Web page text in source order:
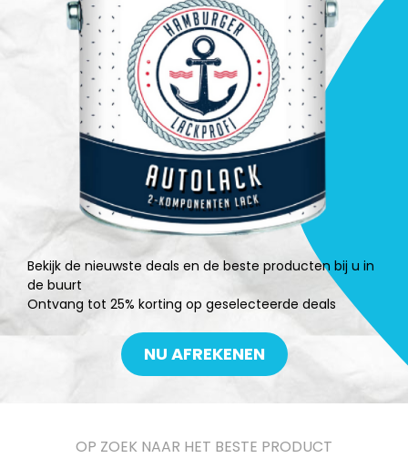
Bekijk de nieuwste deals en de beste producten bij u in
de buurt
Ontvang tot 25% korting op geselecteerde deals
NU AFREKENEN
OP ZOEK NAAR HET BESTE PRODUCT